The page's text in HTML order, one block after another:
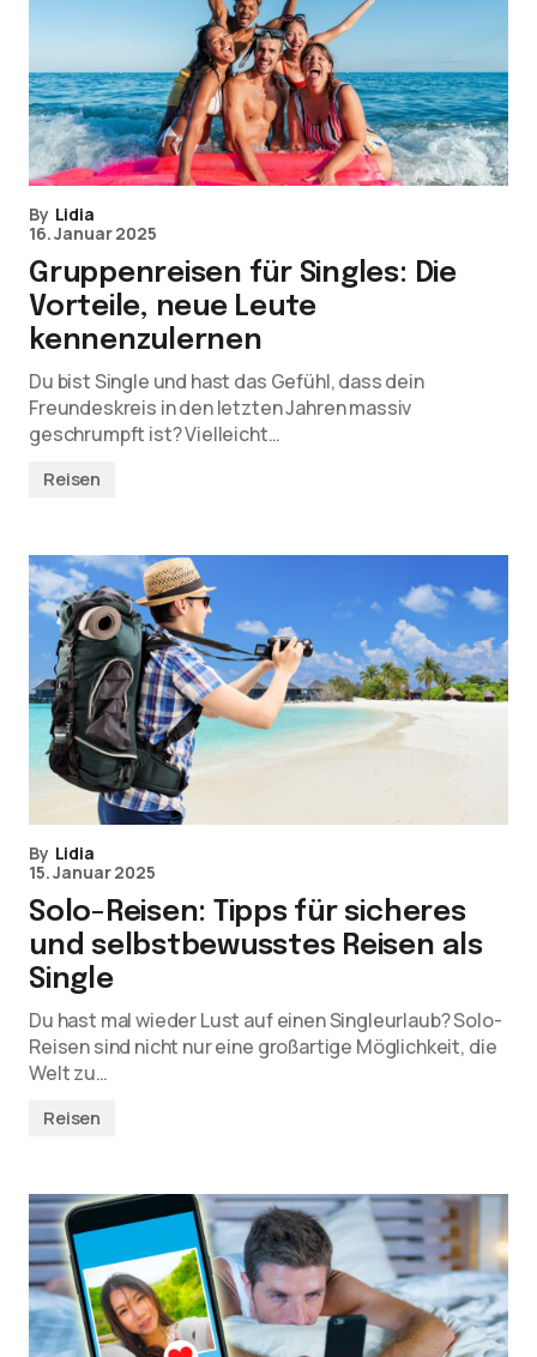
By Lidia
16. Januar 2025
Gruppenreisen für Singles: Die
Vorteile, neue Leute
kennenzulernen
Du bist Single und hast das Gefühl, dass dein
Freundeskreis in den letzten Jahren massiv
geschrumpft ist? Vielleicht…
Reisen
By Lidia
15. Januar 2025
Solo-Reisen: Tipps für sicheres
und selbstbewusstes Reisen als
Single
Du hast mal wieder Lust auf einen Singleurlaub? Solo-
Reisen sind nicht nur eine großartige Möglichkeit, die
Welt zu…
Reisen